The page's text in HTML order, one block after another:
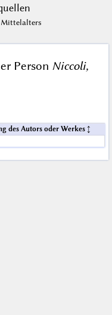
Mittelalters
Person Niccoli,
des Autors oder Werkes